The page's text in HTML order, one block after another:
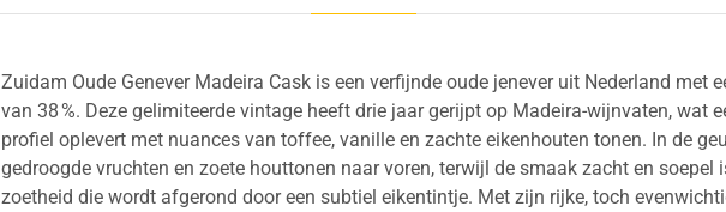
Zuidam Oude Genever Madeira Cask is een verfijnde oude jenever uit Nederland met
van 38 %. Deze gelimiteerde vintage heeft drie jaar gerijpt op Madeira-wijnvaten, wat
profiel oplevert met nuances van toffee, vanille en zachte eikenhouten tonen. In de
gedroogde vruchten en zoete houttonen naar voren, terwijl de smaak zacht en soepel
zoetheid die wordt afgerond door een subtiel eikentintje. Met zijn rijke, toch